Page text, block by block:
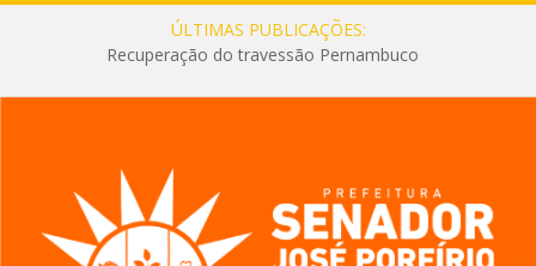
ÚLTIMAS PUBLICAÇÕES:
Recuperação do travessão Pernambuco